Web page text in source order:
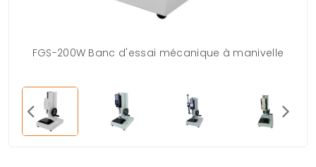
FGS-200W Banc d'essai mécanique à manivelle